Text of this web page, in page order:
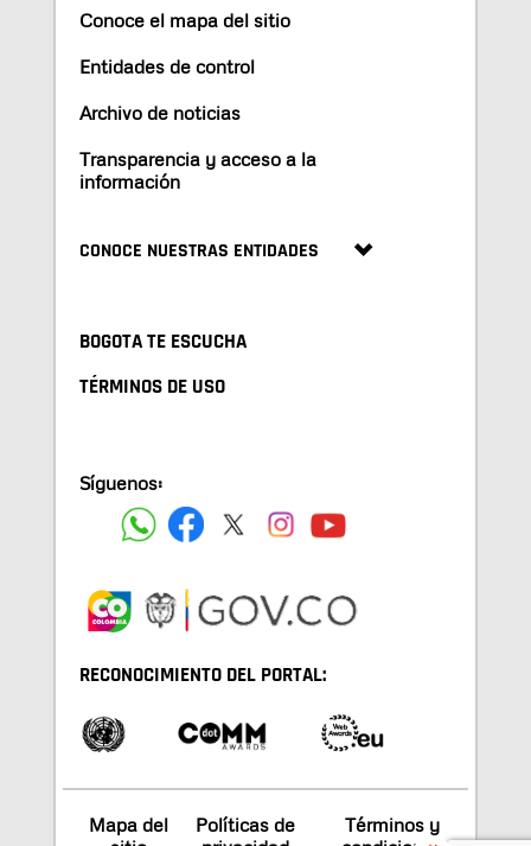
Conoce el mapa del sitio
Entidades de control
Archivo de noticias
Transparencia y acceso a la
información
CONOCE NUESTRAS ENTIDADES
BOGOTA TE ESCUCHA
TÉRMINOS DE USO
Síguenos:
RECONOCIMIENTO DEL PORTAL:
Mapa del
Políticas de
Términos y